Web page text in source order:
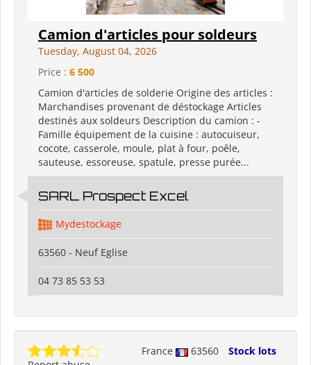
Camion d'articles pour soldeurs
Tuesday, August 04, 2026
Price : 6 500
Camion d'articles de solderie Origine des articles :
Marchandises provenant de déstockage Articles
destinés aux soldeurs Description du camion : -
Famille équipement de la cuisine : autocuiseur,
cocote, casserole, moule, plat à four, poêle,
sauteuse, essoreuse, spatule, presse purée...
SARL Prospect Excel
Mydestockage
63560 - Neuf Eglise
04 73 85 53 53
France 63560
Stock lots